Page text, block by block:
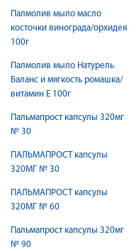
Палмолив мыло масло
косточки винограда/орхидея
100г
Палмолив мыло Натурель
Баланс и мягкость ромашка/
витамин Е 100г
Пальмапрост капсулы 320мг
№ 30
ПАЛЬМАПРОСТ капсулы
320МГ № 30
ПАЛЬМАПРОСТ капсулы
320МГ № 60
Пальмапрост капсулы 320мг
№ 90